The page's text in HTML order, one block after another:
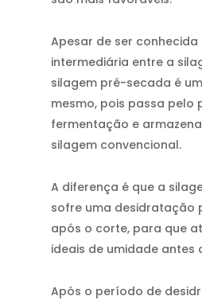
Apesar de ser
intermediária entre a
silagem pré-secada é
mesmo, pois passa pelo
fermentação e
silagem convencional.
A diferença é que a
sofre uma desidratação
após o corte, para que
ideais de umidade antes
Após o período de